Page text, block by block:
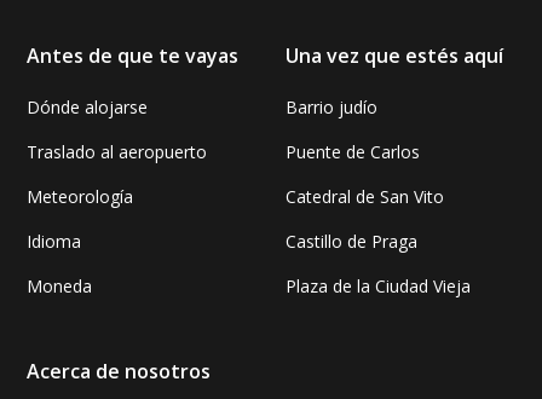
Antes de que te vayas
Dónde alojarse
Traslado al aeropuerto
Meteorología
Idioma
Moneda
Una vez que estés aquí
Barrio judío
Puente de Carlos
Catedral de San Vito
Castillo de Praga
Plaza de la Ciudad Vieja
Acerca de nosotros